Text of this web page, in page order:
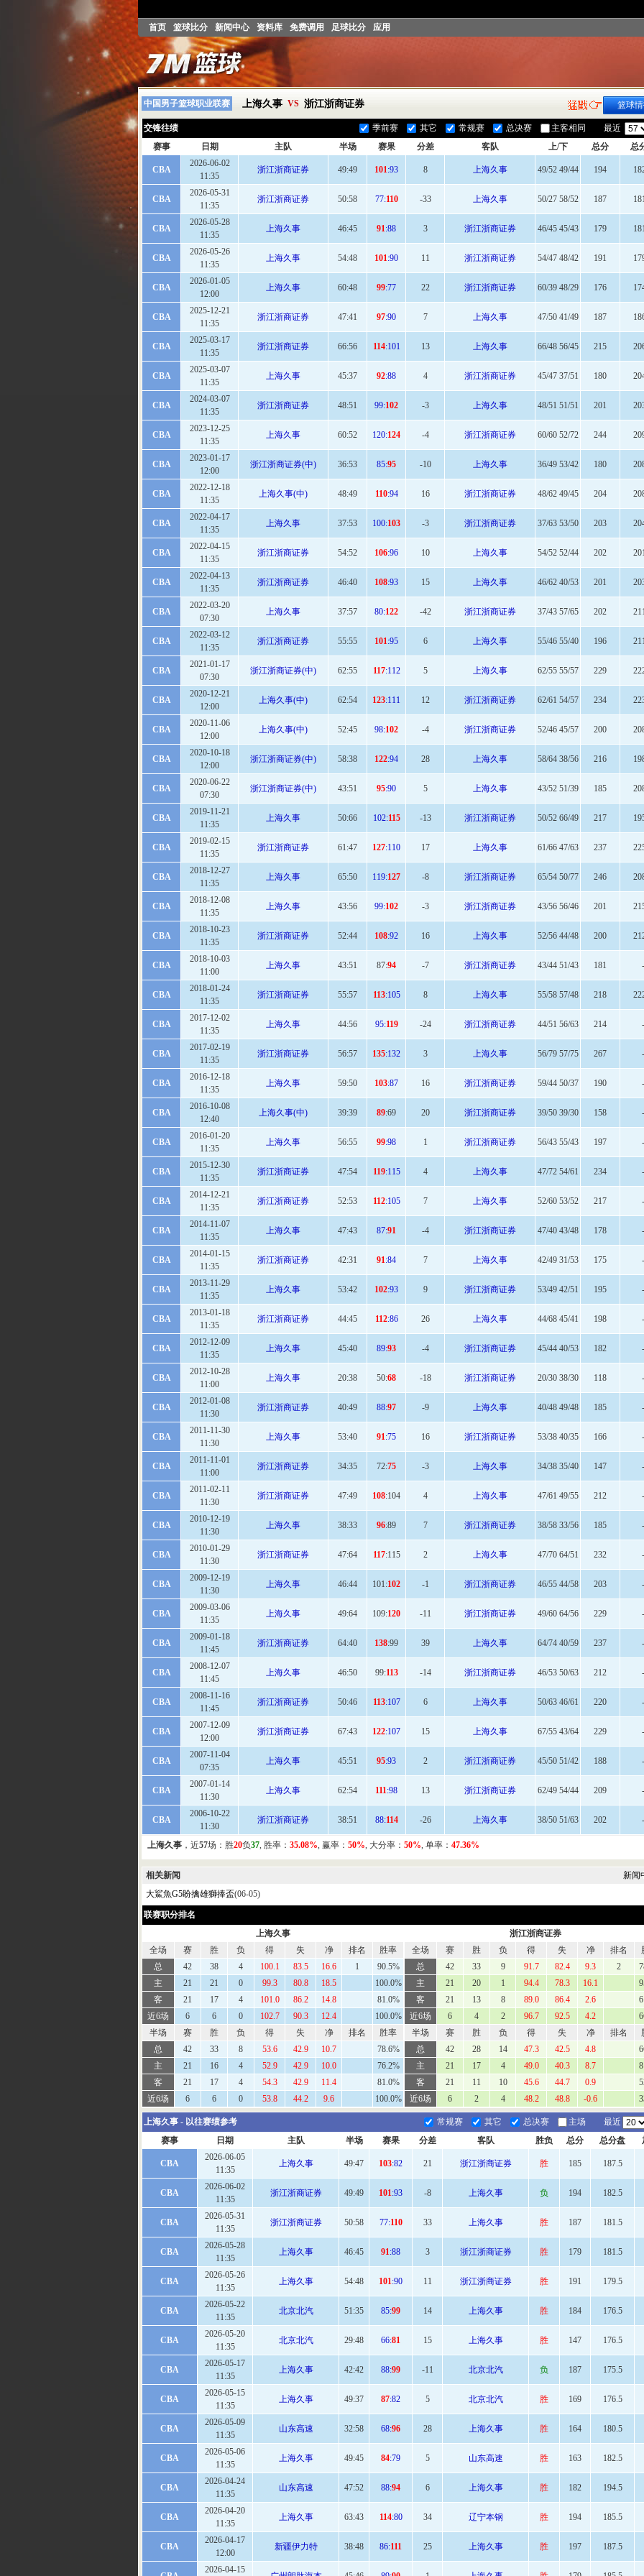
首页
篮球比分 新闻中心 资料库 免费调用 足球比分 应用
中国男子篮球职业联赛 上海久事 VS 浙江浙商证券 篮球
交锋往绩 最近
主客相同
总决赛
常规赛
其它
季前赛
赛事
日期 主队 半场 赛果 分差 客队 上/下 总分 总
CBA
2026-06-02
11:35
浙江浙商证券 49:49 101:93 8 上海久事 49/52 49/44 194
CBA
2026-05-31
11:35
浙江浙商证券 50:58 77:110 -33 上海久事 50/27 58/52 187
CBA
2026-05-28
11:35
上海久事 46:45 91:88 3 浙江浙商证券 46/45 45/43 179
CBA
2026-05-26
11:35
上海久事 54:48 101:90 11 浙江浙商证券 54/47 48/42 191
CBA
2026-01-05
12:00
上海久事 60:48 99:77 22 浙江浙商证券 60/39 48/29 176
CBA
2025-12-21
11:35
浙江浙商证券 47:41 97:90 7 上海久事 47/50 41/49 187
CBA
2025-03-17
11:35
浙江浙商证券 66:56 114:101 13 上海久事 66/48 56/45 215
CBA
2025-03-07
11:35
上海久事 45:37 92:88 4 浙江浙商证券 45/47 37/51 180
CBA
2024-03-07
11:35
浙江浙商证券 48:51 99:102 -3 上海久事 48/51 51/51 201
CBA
2023-12-25
11:35
上海久事 60:52 120:124 -4 浙江浙商证券 60/60 52/72 244
CBA
2023-01-17
12:00
浙江浙商证券(中) 36:53 85:95 -10 上海久事 36/49 53/42 180
CBA
2022-12-18
11:35
上海久事(中) 48:49 110:94 16 浙江浙商证券 48/62 49/45 204
CBA
2022-04-17
11:35
上海久事 37:53 100:103 -3 浙江浙商证券 37/63 53/50 203
CBA
2022-04-15
11:35
浙江浙商证券 54:52 106:96 10 上海久事 54/52 52/44 202
CBA
2022-04-13
11:35
浙江浙商证券 46:40 108:93 15 上海久事 46/62 40/53 201
CBA
2022-03-20
07:30
上海久事 37:57 80:122 -42 浙江浙商证券 37/43 57/65 202
CBA
2022-03-12
11:35
浙江浙商证券 55:55 101:95 6 上海久事 55/46 55/40 196
CBA
2021-01-17
07:30
浙江浙商证券(中) 62:55 117:112 5 上海久事 62/55 55/57 229
CBA
2020-12-21
12:00
上海久事(中) 62:54 123:111 12 浙江浙商证券 62/61 54/57 234
CBA
2020-11-06
12:00
上海久事(中) 52:45 98:102 -4 浙江浙商证券 52/46 45/57 200
CBA
2020-10-18
12:00
浙江浙商证券(中) 58:38 122:94 28 上海久事 58/64 38/56 216
CBA
2020-06-22
07:30
浙江浙商证券(中) 43:51 95:90 5 上海久事 43/52 51/39 185
CBA
2019-11-21
11:35
上海久事 50:66 102:115 -13 浙江浙商证券 50/52 66/49 217
CBA
2019-02-15
11:35
浙江浙商证券 61:47 127:110 17 上海久事 61/66 47/63 237
CBA
2018-12-27
11:35
上海久事 65:50 119:127 -8 浙江浙商证券 65/54 50/77 246
CBA
2018-12-08
11:35
上海久事 43:56 99:102 -3 浙江浙商证券 43/56 56/46 201
CBA
2018-10-23
11:35
浙江浙商证券 52:44 108:92 16 上海久事 52/56 44/48 200
CBA
2018-10-03
11:00
上海久事 43:51 87:94 -7 浙江浙商证券 43/44 51/43 181 -
CBA
2018-01-24
11:35
浙江浙商证券 55:57 113:105 8 上海久事 55/58 57/48 218
CBA
2017-12-02
11:35
上海久事 44:56 95:119 -24 浙江浙商证券 44/51 56/63 214 -
CBA
2017-02-19
11:35
浙江浙商证券 56:57 135:132 3 上海久事 56/79 57/75 267 -
CBA
2016-12-18
11:35
上海久事 59:50 103:87 16 浙江浙商证券 59/44 50/37 190 -
CBA
2016-10-08
12:40
上海久事(中) 39:39 89:69 20 浙江浙商证券 39/50 39/30 158 -
CBA
2016-01-20
11:35
上海久事 56:55 99:98 1 浙江浙商证券 56/43 55/43 197 -
CBA
2015-12-30
11:35
浙江浙商证券 47:54 119:115 4 上海久事 47/72 54/61 234 -
CBA
2014-12-21
11:35
浙江浙商证券 52:53 112:105 7 上海久事 52/60 53/52 217 -
CBA
2014-11-07
11:35
上海久事 47:43 87:91 -4 浙江浙商证券 47/40 43/48 178 -
CBA
2014-01-15
11:35
浙江浙商证券 42:31 91:84 7 上海久事 42/49 31/53 175 -
CBA
2013-11-29
11:35
上海久事 53:42 102:93 9 浙江浙商证券 53/49 42/51 195 -
CBA
2013-01-18
11:35
浙江浙商证券 44:45 112:86 26 上海久事 44/68 45/41 198 -
CBA
2012-12-09
11:35
上海久事 45:40 89:93 -4 浙江浙商证券 45/44 40/53 182 -
CBA
2012-10-28
11:00
上海久事 20:38 50:68 -18 浙江浙商证券 20/30 38/30 118 -
CBA
2012-01-08
11:30
浙江浙商证券 40:49 88:97 -9 上海久事 40/48 49/48 185 -
CBA
2011-11-30
11:30
上海久事 53:40 91:75 16 浙江浙商证券 53/38 40/35 166 -
CBA
2011-11-01
11:00
浙江浙商证券 34:35 72:75 -3 上海久事 34/38 35/40 147 -
CBA
2011-02-11
11:30
浙江浙商证券 47:49 108:104 4 上海久事 47/61 49/55 212 -
CBA
2010-12-19
11:30
上海久事 38:33 96:89 7 浙江浙商证券 38/58 33/56 185 -
CBA
2010-01-29
11:30
浙江浙商证券 47:64 117:115 2 上海久事 47/70 64/51 232 -
CBA
2009-12-19
11:30
上海久事 46:44 101:102 -1 浙江浙商证券 46/55 44/58 203 -
CBA
2009-03-06
11:35
上海久事 49:64 109:120 -11 浙江浙商证券 49/60 64/56 229 -
CBA
2009-01-18
11:45
浙江浙商证券 64:40 138:99 39 上海久事 64/74 40/59 237 -
CBA
2008-12-07
11:45
上海久事 46:50 99:113 -14 浙江浙商证券 46/53 50/63 212 -
CBA
2008-11-16
11:45
浙江浙商证券 50:46 113:107 6 上海久事 50/63 46/61 220 -
CBA
2007-12-09
12:00
浙江浙商证券 67:43 122:107 15 上海久事 67/55 43/64 229 -
CBA
2007-11-04
07:35
上海久事 45:51 95:93 2 浙江浙商证券 45/50 51/42 188 -
CBA
2007-01-14
11:30
上海久事 62:54 111:98 13 浙江浙商证券 62/49 54/44 209 -
CBA
2006-10-22
11:30
浙江浙商证券 38:51 88:114 -26 上海久事 38/50 51/63 202 -
上海久事 ，近57场：胜20负37, 胜率： 35.08%, 赢率： 50%, 大分率： 50%, 单率： 47.36%
相关新闻
新闻
大鯊魚G5盼擒雄獅捧盃(06-05)
联赛职分排名
上海久事
浙江浙商证券
全场
赛 胜 负 得 失 净 排名
胜率
总
42 38 4 100.1 83.5 16.6 1
90.5%
主
21 21 0 99.3 80.8 18.5
100.0%
客
21 17 4 101.0 86.2 14.8
81.0%
近6场
6 6 0 102.7 90.3 12.4
100.0%
半场
赛 胜 负 得 失 净 排名
胜率
总
42 33 8 53.6 42.9 10.7
78.6%
主
21 16 4 52.9 42.9 10.0
76.2%
客
21 17 4 54.3 42.9 11.4
81.0%
近6场
6 6 0 53.8 44.2 9.6 100.0%
全场 赛 胜 负 得 失 净 排名
总
42 33 9 91.7 82.4 9.3 2
主
21 20 1 94.4 78.3 16.1
客
21 13 8 89.0 86.4 2.6
近6场
6 4 2 96.7 92.5 4.2
半场
赛 胜 负 得 失 净 排名
总
42 28 14 47.3 42.5 4.8
主
21 17 4 49.0 40.3 8.7
客
21 11 10 45.6 44.7 0.9
近6场
6 2 4 48.2 48.8 -0.6
上海久事 - 以往赛绩参考 最近
主场
总决赛
其它
常规赛
赛事
日期 主队 半场 赛果 分差 客队 胜负 总分 总分盘
CBA
2026-06-05
11:35
上海久事 49:47 103:82 21 浙江浙商证券 胜 185 187.5
CBA
2026-06-02
11:35
浙江浙商证券 49:49 101:93 -8 上海久事 负 194 182.5
CBA
2026-05-31
11:35
浙江浙商证券 50:58 77:110 33 上海久事 胜 187 181.5
CBA
2026-05-28
11:35
上海久事 46:45 91:88 3 浙江浙商证券 胜 179 181.5
CBA
2026-05-26
11:35
上海久事 54:48 101:90 11 浙江浙商证券 胜 191 179.5
CBA
2026-05-22
11:35
北京北汽 51:35 85:99 14 上海久事 胜 184 176.5
CBA
2026-05-20
11:35
北京北汽 29:48 66:81 15 上海久事 胜 147 176.5
CBA
2026-05-17
11:35
上海久事 42:42 88:99 -11 北京北汽 负 187 175.5
CBA
2026-05-15
11:35
上海久事 49:37 87:82 5 北京北汽 胜 169 176.5
CBA
2026-05-09
11:35
山东高速 32:58 68:96 28 上海久事 胜 164 180.5
CBA
2026-05-06
11:35
上海久事 49:45 84:79 5 山东高速 胜 163 182.5
CBA
2026-04-24
11:35
山东高速 47:52 88:94 6 上海久事 胜 182 194.5
CBA
2026-04-20
11:35
上海久事 63:43 114:80 34 辽宁本钢 胜 194 185.5
CBA
2026-04-17
12:00
新疆伊力特 38:48 86:111 25 上海久事 胜 197 187.5
2026-04-15